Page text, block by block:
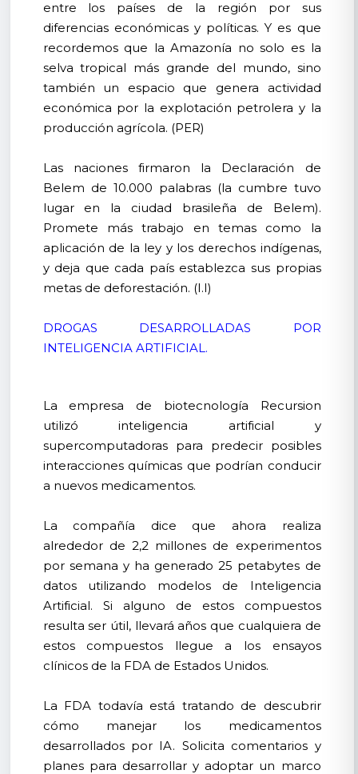
entre los países de la región por sus
diferencias económicas y políticas. Y es que
recordemos que la Amazonía no solo es la
selva tropical más grande del mundo, sino
también un espacio que genera actividad
económica por la explotación petrolera y la
producción agrícola. (PER)
Las naciones firmaron la Declaración de
Belem de 10.000 palabras (la cumbre tuvo
lugar en la ciudad brasileña de Belem).
Promete más trabajo en temas como la
aplicación de la ley y los derechos indígenas,
y deja que cada país establezca sus propias
metas de deforestación. (I.I)
DROGAS DESARROLLADAS POR
INTELIGENCIA ARTIFICIAL.
La empresa de biotecnología Recursion
utilizó inteligencia artificial y
supercomputadoras para predecir posibles
interacciones químicas que podrían conducir
a nuevos medicamentos.
La compañía dice que ahora realiza
alrededor de 2,2 millones de experimentos
por semana y ha generado 25 petabytes de
datos utilizando modelos de Inteligencia
Artificial. Si alguno de estos compuestos
resulta ser útil, llevará años que cualquiera de
estos compuestos llegue a los ensayos
clínicos de la FDA de Estados Unidos.
La FDA todavía está tratando de descubrir
cómo manejar los medicamentos
desarrollados por IA. Solicita comentarios y
planes para desarrollar y adoptar un marco